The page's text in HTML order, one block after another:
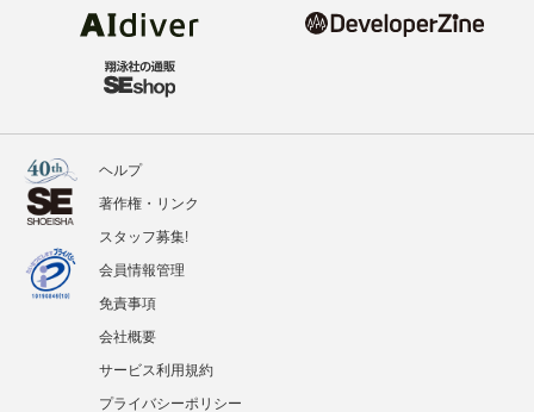
ヘルプ
著作権・リンク
スタッフ募集!
会員情報管理
免責事項
会社概要
サービス利用規約
プライバシーポリシー